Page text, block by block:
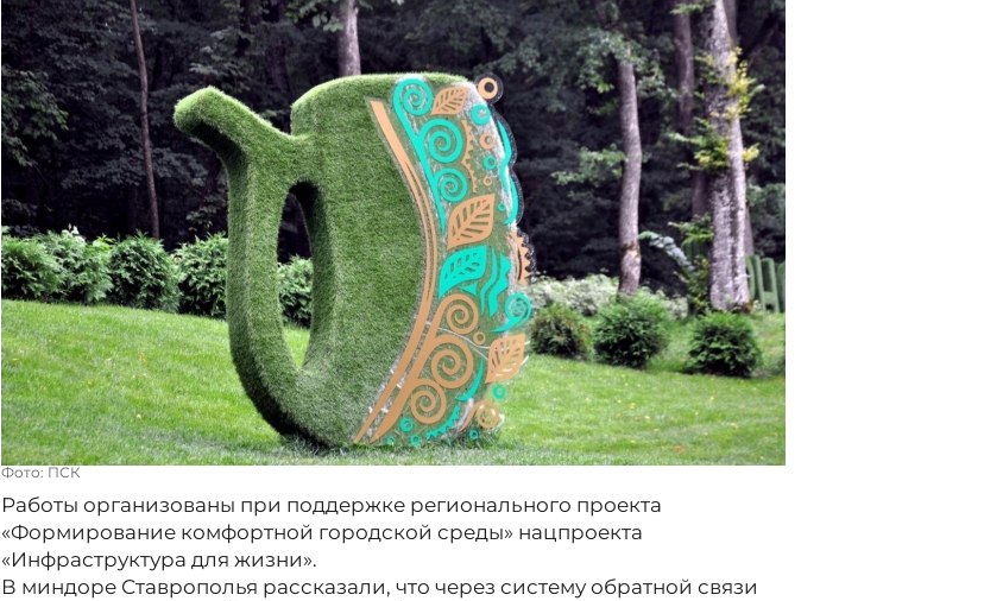
Фото: ПСК
Работы организованы при поддержке регионального проекта
«Формирование комфортной городской среды» нацпроекта
«Инфраструктура для жизни».
В миндоре Ставрополья рассказали, что через систему обратной связи